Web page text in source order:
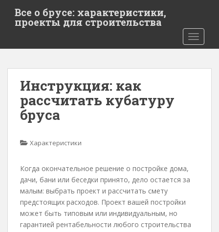
t
Все о брусе: характеристики,
проекты для строительства
Инструкция: как
рассчитать кубатуру
бруса
Характеристики
Когда окончательное решение о постройке дома,
дачи, бани или беседки принято, дело остается за
малым: выбрать проект и рассчитать смету
предстоящих расходов. Проект вашей постройки
может быть типовым или индивидуальным, но
гарантией рентабельности любого строительства